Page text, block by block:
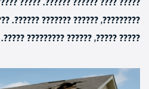
???? ?? ???? ???? ????? ????,
????? ?????, ?????? ????????? ?????.